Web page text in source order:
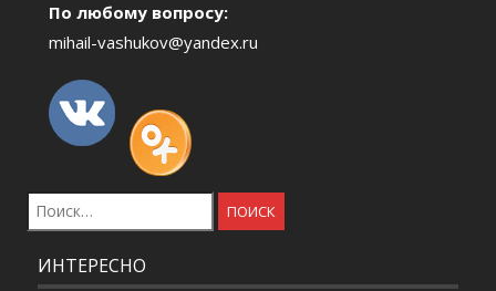
По любому вопросу:
mihail-vashukov@yandex.ru
Найти:
ИНТЕРЕСНО